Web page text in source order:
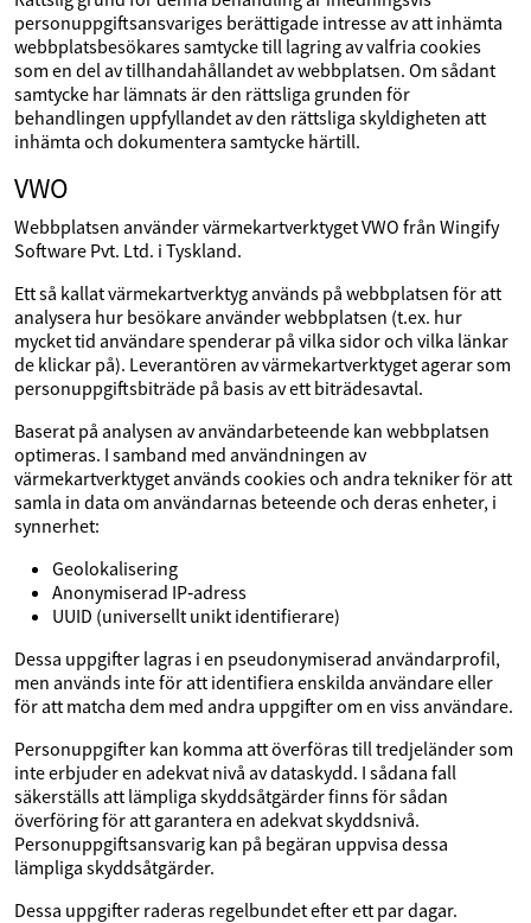
personuppgiftsansvariges berättigade intresse av att inhämta
webbplatsbesökares samtycke till lagring av valfria cookies
som en del av tillhandahållandet av webbplatsen. Om sådant
samtycke har lämnats är den rättsliga grunden för
behandlingen uppfyllandet av den rättsliga skyldigheten att
inhämta och dokumentera samtycke härtill.
VWO
Webbplatsen använder värmekartverktyget VWO från Wingify
Software Pvt. Ltd. i Tyskland.
Ett så kallat värmekartverktyg används på webbplatsen för att
analysera hur besökare använder webbplatsen (t.ex. hur
mycket tid användare spenderar på vilka sidor och vilka länkar
de klickar på). Leverantören av värmekartverktyget agerar som
personuppgiftsbiträde på basis av ett biträdesavtal.
Baserat på analysen av användarbeteende kan webbplatsen
optimeras. I samband med användningen av
värmekartverktyget används cookies och andra tekniker för att
samla in data om användarnas beteende och deras enheter, i
synnerhet:
Geolokalisering
Anonymiserad IP‑adress
UUID (universellt unikt identifierare)
Dessa uppgifter lagras i en pseudonymiserad användarprofil,
men används inte för att identifiera enskilda användare eller
för att matcha dem med andra uppgifter om en viss användare.
Personuppgifter kan komma att överföras till tredjeländer som
inte erbjuder en adekvat nivå av dataskydd. I sådana fall
säkerställs att lämpliga skyddsåtgärder finns för sådan
överföring för att garantera en adekvat skyddsnivå.
Personuppgiftsansvarig kan på begäran uppvisa dessa
lämpliga skyddsåtgärder.
Dessa uppgifter raderas regelbundet efter ett par dagar.